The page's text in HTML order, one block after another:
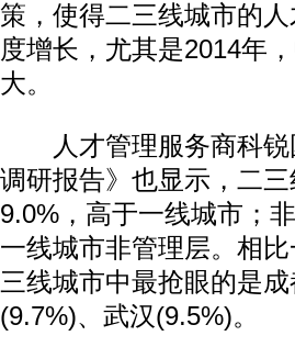
策，使得二三线城市的
度增长，尤其是2014年
大。
人才管理服务商科锐
调研报告》也显示，二
9.0%，高于一线城市；
一线城市非管理层。相
三线城市中最抢眼的是
(9.7%)、武汉(9.5%)。